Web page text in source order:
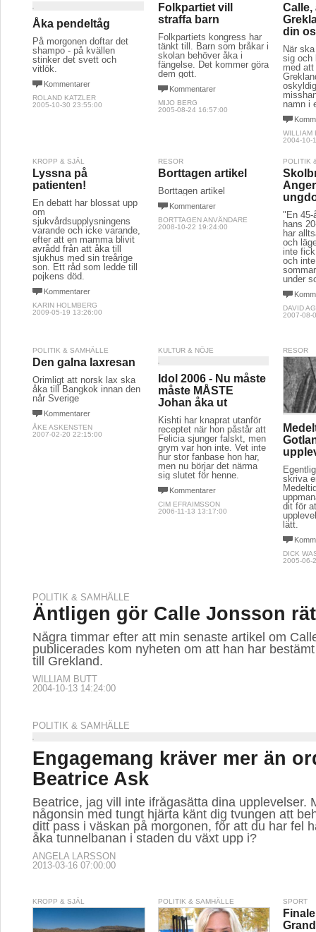
Åka pendeltåg
På morgonen doftar det
shampo - på kvällen
stinker det svett och
vitlök.
Kommentarer
ROLAND KATZLER
2005-10-30 23:55:00
Folkpartiet vill
straffa barn
Folkpartiets kongress har
tänkt till. Barn som bråkar i
skolan behöver åka i
fängelse. Det kommer göra
dem gott.
Kommentarer
MIJO BERG
2005-08-24 16:57:00
Calle,
din
När
sig och
med
namn i
WILLIAM
2004-10-
KROPP & SJÄL
Lyssna på
patienten!
En debatt har blossat upp
om
sjukvårdsupplysningens
varande och icke varande,
efter att en mamma blivit
avrådd från att åka till
sjukhus med sin treårige
son. Ett råd som ledde till
pojkens död.
Kommentarer
KARIN HOLMBERG
2009-05-19 13:26:00
RESOR
Borttagen artikel
Borttagen artikel
Kommentarer
BORTTAGEN ANVÄNDARE
2008-10-22 19:24:00
POLITIK
"En 45-
hans
har
och
inte
och
under
DAVID
2007-08-
POLITIK & SAMHÄLLE
Den galna laxresan
Orimligt att norsk lax ska
åka till Bangkok innan den
når Sverige
Kommentarer
ÅKE ASKENSTEN
2007-02-20 22:15:00
KULTUR & NÖJE
Idol 2006 - Nu måste
måste MÅSTE
Johan åka ut
Kishti har knaprat utanför
receptet när hon påstår att
Felicia sjunger falskt, men
grym var hon inte. Vet inte
hur stor fanbase hon har,
men nu börjar det närma
sig slutet för henne.
Kommentarer
CIM EFRAIMSSON
2006-11-13 13:17:00
RESOR
skriva
dit för
lätt.
DICK
2005-06-
POLITIK & SAMHÄLLE
Äntligen gör Calle Jonsson
Några timmar efter att min senaste artikel om
publicerades kom nyheten om att han har
till Grekland.
WILLIAM BUTT
2004-10-13 14:24:00
POLITIK & SAMHÄLLE
Engagemang kräver mer än
Beatrice Ask
Beatrice, jag vill inte ifrågasätta dina upplevelser.
någonsin med tungt hjärta känt dig tvungen att
ditt pass i väskan på morgonen, för att du har fel
åka tunnelbanan i staden du växt upp i?
ANGELA LARSSON
2013-03-16 07:00:00
KROPP & SJÄL POLITIK & SAMHÄLLE SPORT